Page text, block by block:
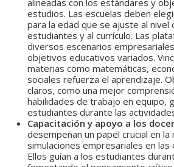
alineadas con los estándares y
estudios. Las escuelas deben
para la edad que se ajuste al nivel
estudiantes y al currículo. Las
diversos escenarios
objetivos educativos variados.
materias como matemáticas,
sociales refuerza el aprendizaje.
claros, como una mejor
habilidades de trabajo en equipo,
estudiantes durante las
Capacitación y apoyo a los
desempeñan un papel crucial en
simulaciones empresariales en las
Ellos guían a los estudiantes